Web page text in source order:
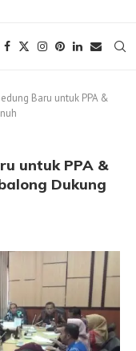
Baru untuk PPA &
untuk PPA &
Dukung